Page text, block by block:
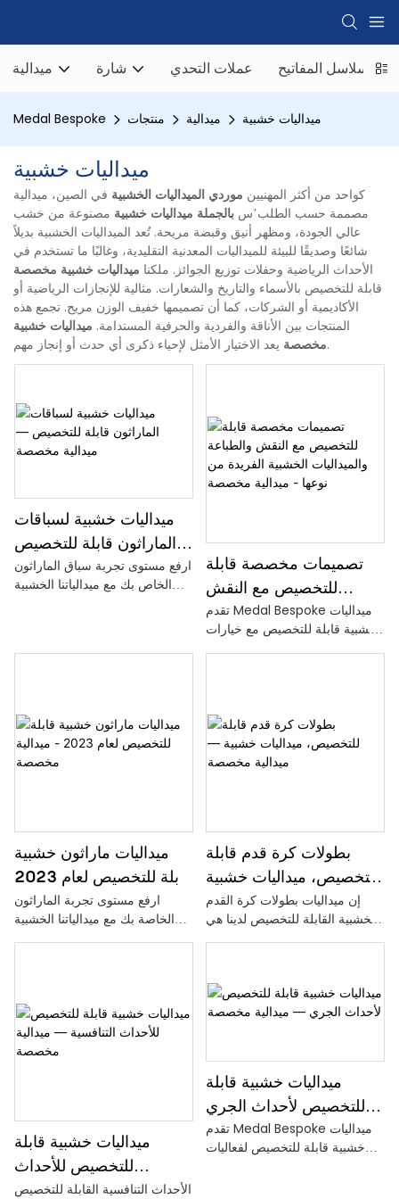
ميدالية شارة عملات التحدي سلاسل المفاتيح
Medal Bespoke منتجات ميدالية ميداليات خشبية
ميداليات خشبية
كواحد من أكثر المهنيين موردي الميداليات الخشبية في الصين، ميدالية
مصممة حسب الطلب’س بالجملة ميداليات خشبية مصنوعة من خشب
عالي الجودة، ومظهر أنيق وقبضة مريحة. تُعد الميداليات الخشبية بديلاً
شائعًا وصديقًا للبيئة للميداليات المعدنية التقليدية، وغالبًا ما تستخدم في
الأحداث الرياضية وحفلات توزيع الجوائز. ملكنا ميداليات خشبية مخصصة
قابلة للتخصيص بالأسماء والتاريخ والشعارات. مثالية للإنجازات الرياضية أو
الأكاديمية أو الشركات، كما أن تصميمها خفيف الوزن مريح. تجمع هذه
المنتجات بين الأناقة والفردية والحرفية المستدامة. ميداليات خشبية
مخصصةيعد الاختيار الأمثل لإحياء ذكرى أي حدث أو إنجاز مهم.
ميداليات خشبية لسباقات
الماراثون قابلة للتخصيص
— ميدالية مخصصة
ارفع مستوى تجربة سباق الماراثون
الخاص بك مع ميدالياتنا الخشبية
بشعار السباق الخاص بك واسمك
تصميمات مخصصة قابلة
للتخصيص مع النقش
والطباعة والميداليات
الخشبية الفريدة من نوعها
- ميدالية مخصصة
تقدم Medal Bespoke ميداليات
خشبية قابلة للتخصيص مع خيارات
والتميز
ميداليات ماراثون خشبية
قابلة للتخصيص لعام 2023
- ميدالية مخصصة
ارفع مستوى تجربة الماراثون
الخاصة بك مع ميدالياتنا الخشبية
بطولات كرة قدم قابلة
للتخصيص، ميداليات خشبية
— ميدالية مخصصة
إن ميداليات بطولات كرة القدم
الخشبية القابلة للتخصيص لدينا هي
والنقش، من المؤكد أن هذه
الميداليات المخصصة ستتميز
ميداليات خشبية قابلة
للتخصيص للأحداث
التنافسية — ميدالية
الأحداث التنافسية القابلة للتخصيص
ميداليات خشبية قابلة
للتخصيص لأحداث الجري
— ميدالية مخصصة
تقدم Medal Bespoke ميداليات
خشبية قابلة للتخصيص لفعاليات